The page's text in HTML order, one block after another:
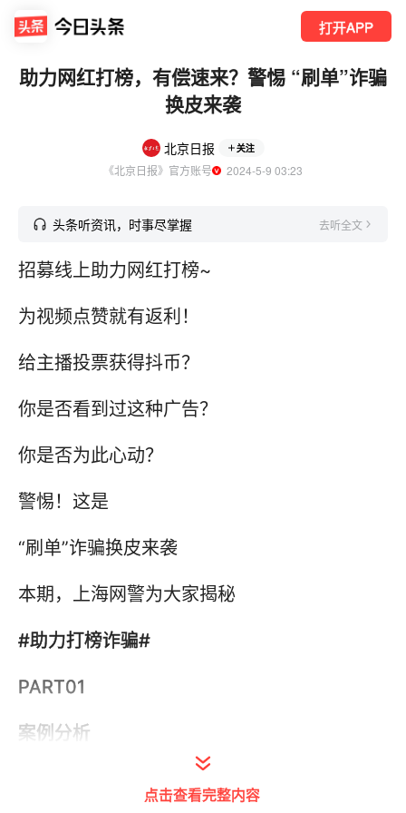
打开APP
助力网红打榜，有偿速来？警惕 “刷单”诈骗
换皮来袭
北京日报 关注
《北京日报》官方账号
  2024-5-9 03:23
头条听资讯，时事尽掌握 去听全文
招募线上助力网红打榜~
为视频点赞就有返利！
给主播投票获得抖币？
你是否看到过这种广告？
你是否为此心动？
警惕！这是
“刷单”诈骗换皮来袭
本期，上海网警为大家揭秘
#助力打榜诈骗#
PART01
案例分析
点击查看完整内容